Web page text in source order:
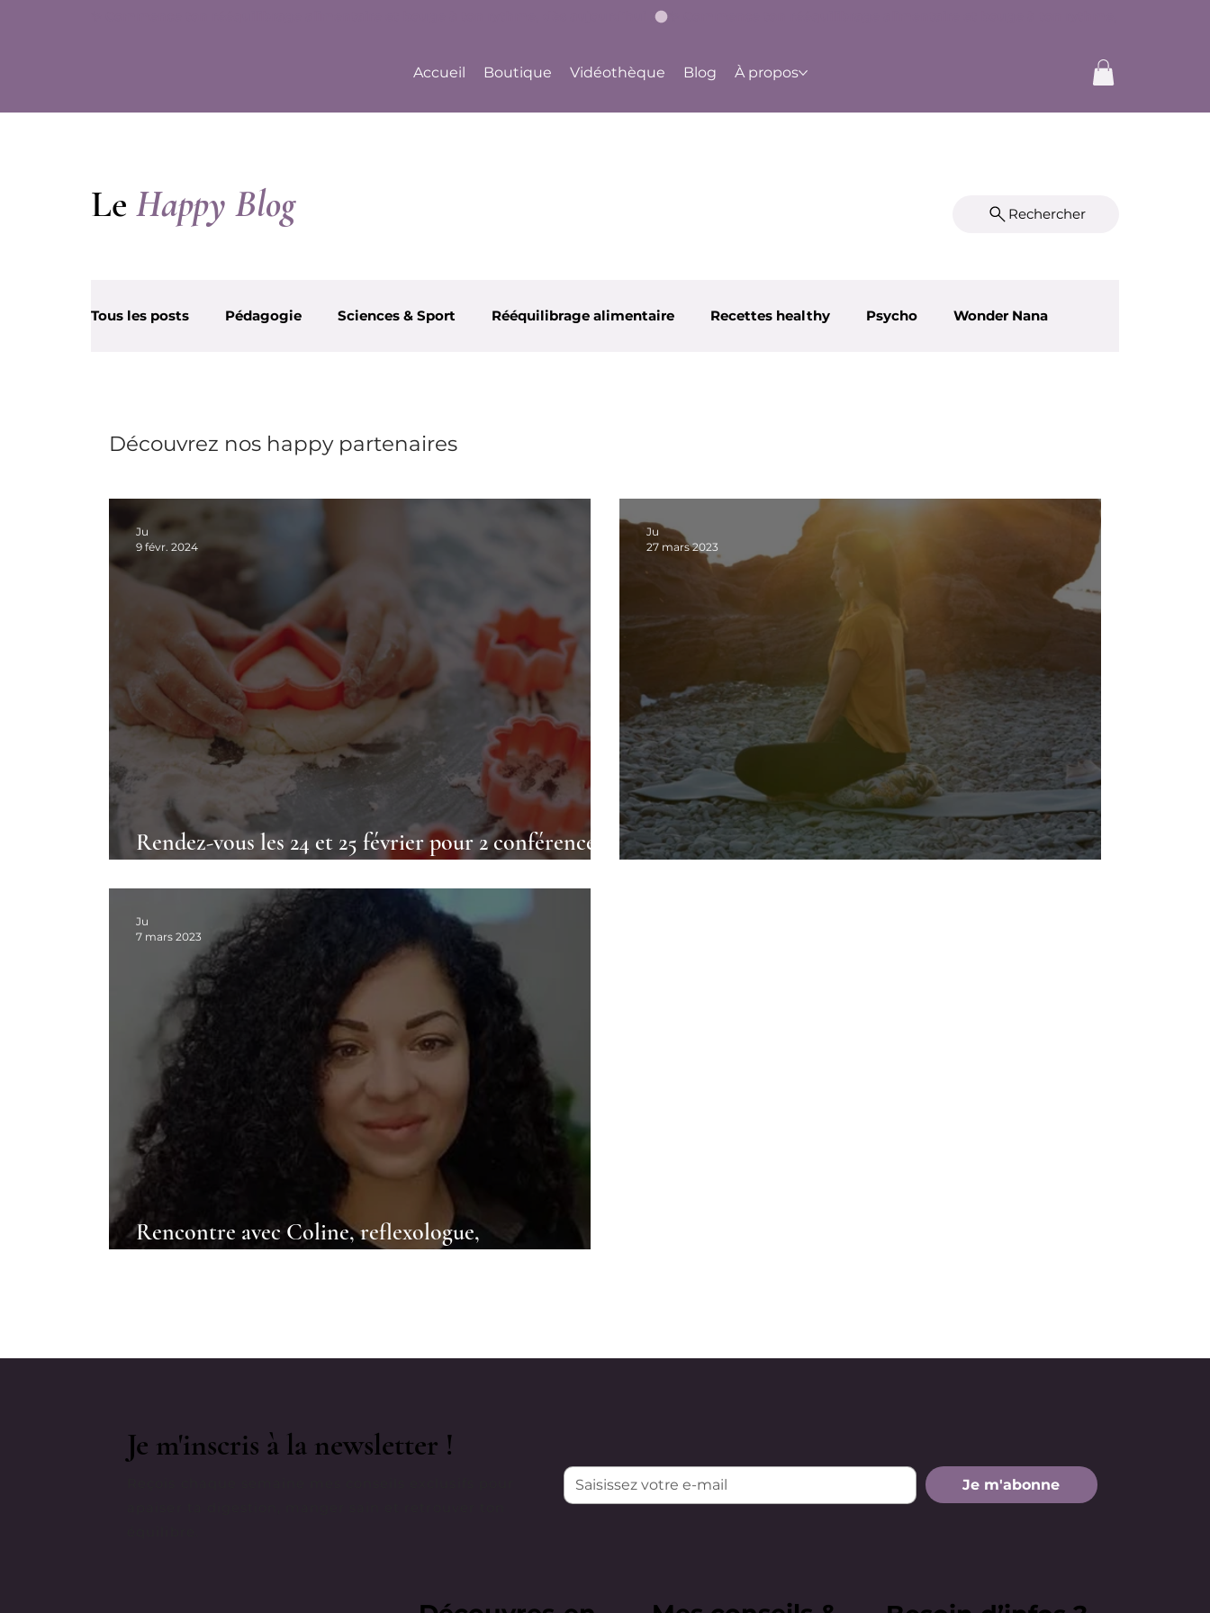
Accueil Boutique Vidéothèque Blog À propos
Le Happy Blog Rechercher
Tous les posts Pédagogie Sciences & Sport Rééquilibrage alimentaire Recettes healthy Psycho Wonder Nana
Découvrez nos happy partenaires
Rendez-vous les 24 et 25 février pour 2 conférences
Ju
9 févr. 2024
Ju
27 mars 2023
Rencontre avec Coline, reflexologue,
Ju
7 mars 2023
Je m'abonne
Je m'inscris à la newsletter !